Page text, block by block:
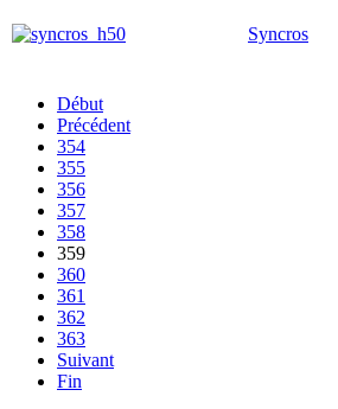
Syncros
Début
Précédent
354
355
356
357
358
359
360
361
362
363
Suivant
Fin